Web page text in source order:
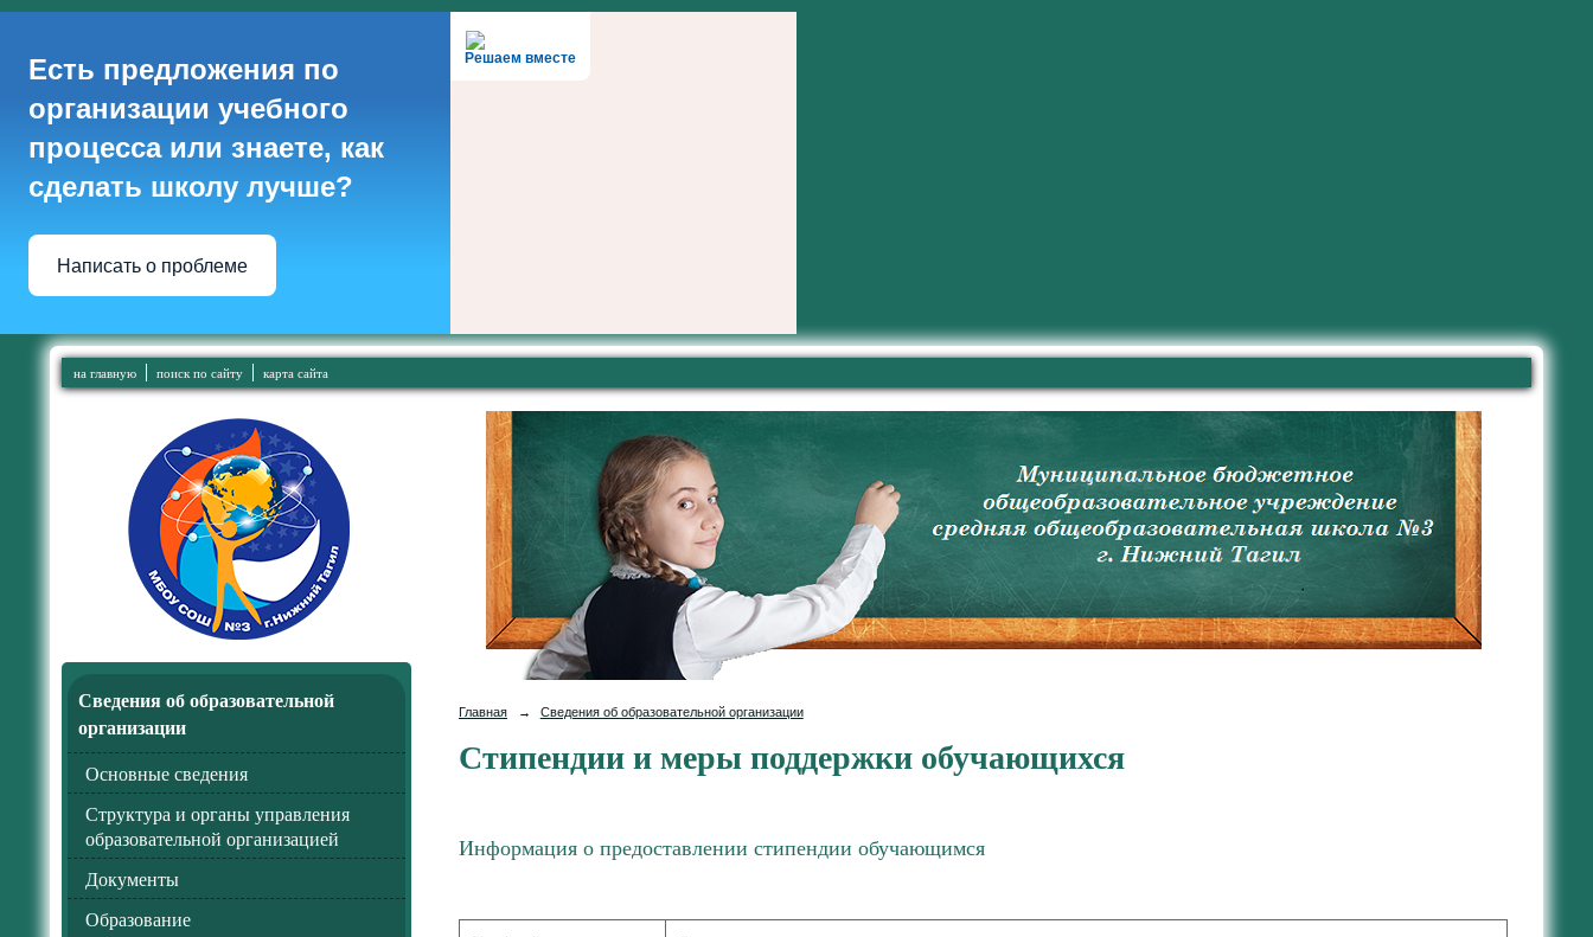
Решаем вместе
Есть предложения по
организации учебного
процесса или знаете, как
сделать школу лучше?
Написать о проблеме
на главную поиск по сайту карта сайта
Сведения об образовательной
организации
Основные сведения
Структура и органы управления
образовательной организацией
Документы
Образование
Главная → Сведения об образовательной организации
Стипендии и меры поддержки обучающихся
Информация о предоставлении стипендии обучающимся